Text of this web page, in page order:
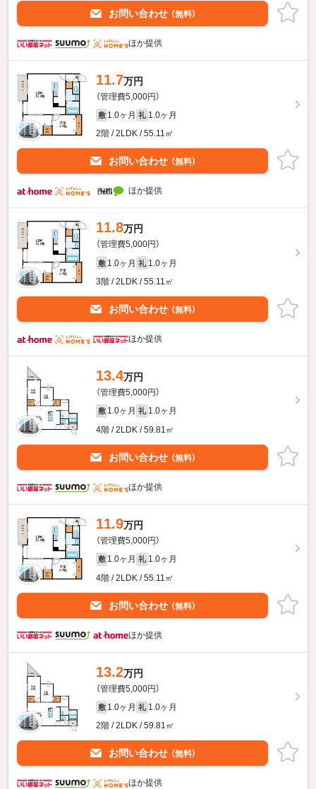
お問い合わせ （無料）
ほか提供
11.7万円
（管理費5,000円）
敷 1.0ヶ月 礼 1.0ヶ月
2階 / 2LDK / 55.11㎡
お問い合わせ （無料）
ほか提供
11.8万円
（管理費5,000円）
敷 1.0ヶ月 礼 1.0ヶ月
3階 / 2LDK / 55.11㎡
お問い合わせ （無料）
ほか提供
13.4万円
（管理費5,000円）
敷 1.0ヶ月 礼 1.0ヶ月
4階 / 2LDK / 59.81㎡
お問い合わせ （無料）
ほか提供
11.9万円
（管理費5,000円）
敷 1.0ヶ月 礼 1.0ヶ月
4階 / 2LDK / 55.11㎡
お問い合わせ （無料）
ほか提供
13.2万円
（管理費5,000円）
敷 1.0ヶ月 礼 1.0ヶ月
2階 / 2LDK / 59.81㎡
お問い合わせ （無料）
ほか提供